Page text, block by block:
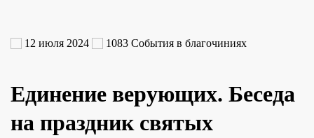
12 июля 2024 1083 События в благочиниях
Единение верующих. Беседа
на праздник святых